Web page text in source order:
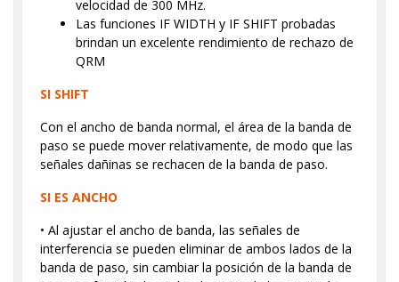
velocidad de 300 MHz.
Las funciones IF WIDTH y IF SHIFT probadas
brindan un excelente rendimiento de rechazo de
QRM
SI SHIFT
Con el ancho de banda normal, el área de la banda de
paso se puede mover relativamente, de modo que las
señales dañinas se rechacen de la banda de paso.
SI ES ANCHO
• Al ajustar el ancho de banda, las señales de
interferencia se pueden eliminar de ambos lados de la
banda de paso, sin cambiar la posición de la banda de